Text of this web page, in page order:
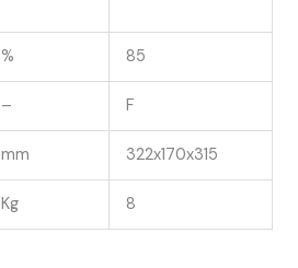
% 85
– F
mm 322x170x315
Kg 8